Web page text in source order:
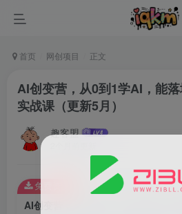
首页 网创项目 正文
AI创变营，从0到1学AI，能
实战课（更新5月）
趣客盟
免费资源